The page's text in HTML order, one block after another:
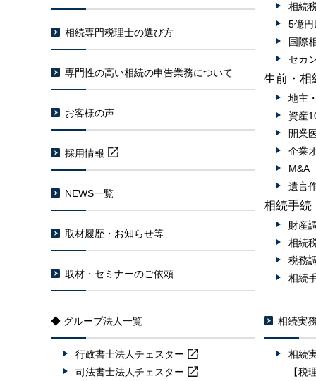
相続専門税理士の選び方
専門性の高い相続の申告業務について
お客様の声
採用情報
NEWS一覧
取材履歴・お知らせ等
取材・セミナーのご依頼
相続
5億
国際
セカ
生前・相
地主
資産
開業
企業
M&A
遺言
相続手続
財産
相続
税務
相続
◆ グループ法人一覧
行政書士法人チェスター
司法書士法人チェスター
相続実
相続
【税